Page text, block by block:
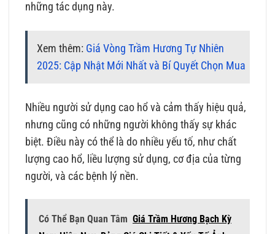
những tác dụng này.
Xem thêm: Giá Vòng Trầm Hương Tự Nhiên
2025: Cập Nhật Mới Nhất và Bí Quyết Chọn Mua
Nhiều người sử dụng cao hổ và cảm thấy hiệu quả,
nhưng cũng có những người không thấy sự khác
biệt. Điều này có thể là do nhiều yếu tố, như chất
lượng cao hổ, liều lượng sử dụng, cơ địa của từng
người, và các bệnh lý nền.
Có Thể Bạn Quan Tâm Giá Trầm Hương Bạch Kỳ